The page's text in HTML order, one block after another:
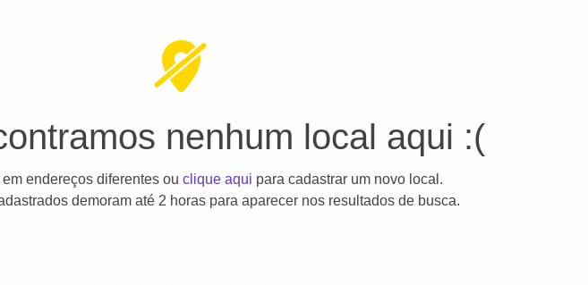
nenhum local aqui :(
em endereços diferentes ouclique aqui para cadastrar um novo local.
demoram até 2 horas para aparecer nos resultados de busca.